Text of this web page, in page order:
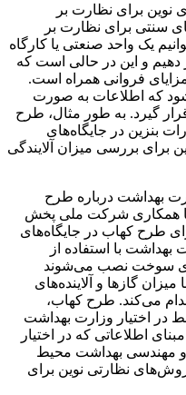
نوین برای نظارت بر
سنتی برای نظارت بر
یک واحد صنعتی یا کارگاه
و این در حالی است که
فروانی همراه است.
که اطلاعات به صورت
گیرد. به طور مثال، طرح
بنزین در جایگاه‌های
بررسی میزان آلایندگی
بهداشت درباره طرح
همکاری شرکت ملی پخش
طرح کهاب در جایگاه‌های
با استفاده از
سوخت نصب می‌شوند
گازها و آلاینده‌های
می‌کند. طرح کهاب،
در اختیار وزارت بهداشت
اطلاعاتی که در اختیار
و مهندسی بهداشت محیط
نظارتی نوین برای